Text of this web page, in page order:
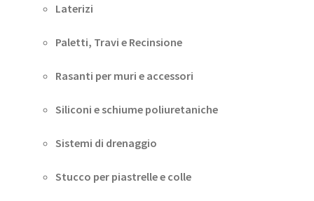
Laterizi
Paletti, Travi e Recinsione
Rasanti per muri e accessori
Siliconi e schiume poliuretaniche
Sistemi di drenaggio
Stucco per piastrelle e colle